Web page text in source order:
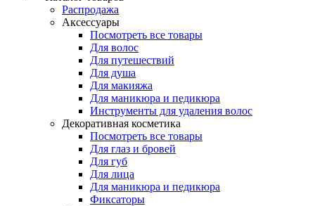
Распродажа
Аксессуары
Посмотреть все товары
Для волос
Для путешествий
Для душа
Для макияжа
Для маникюра и педикюра
Инструменты для удаления волос
Декоративная косметика
Посмотреть все товары
Для глаз и бровей
Для губ
Для лица
Для маникюра и педикюра
Фиксаторы